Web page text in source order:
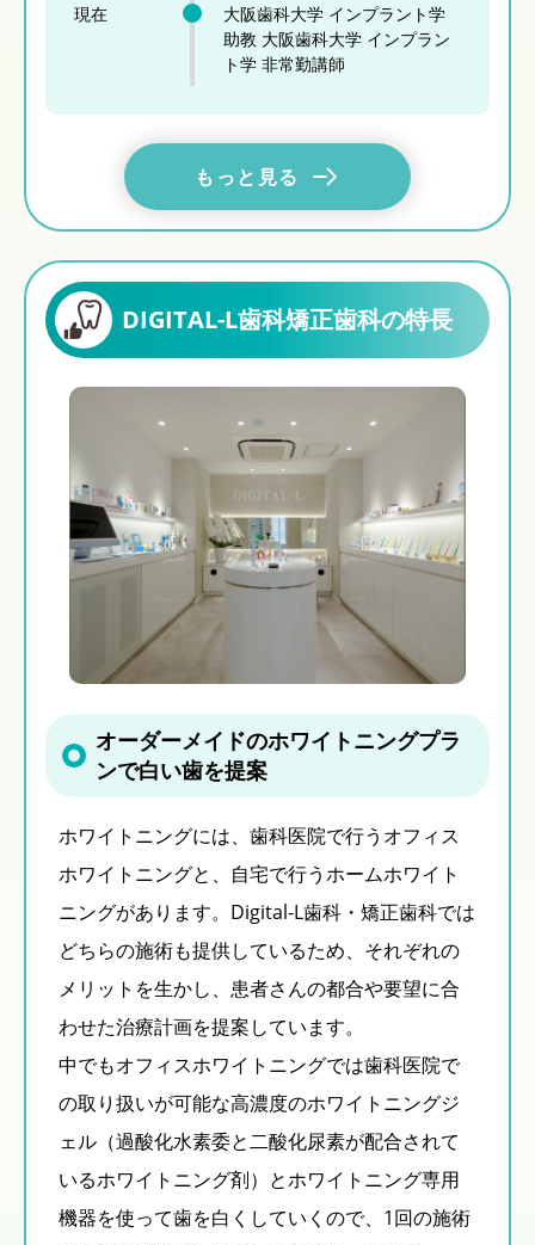
現在
大阪歯科大学 インプラント学
助教 大阪歯科大学 インプラン
ト学 非常勤講師
もっと見る
DIGITAL-L歯科矯正歯科の特長
オーダーメイドのホワイトニングプラ
ンで白い歯を提案
ホワイトニングには、歯科医院で行うオフィス
ホワイトニングと、自宅で行うホームホワイト
ニングがあります。Digital-L歯科・矯正歯科では
どちらの施術も提供しているため、それぞれの
メリットを生かし、患者さんの都合や要望に合
わせた治療計画を提案しています。
中でもオフィスホワイトニングでは歯科医院で
の取り扱いが可能な高濃度のホワイトニングジ
ェル（過酸化水素委と二酸化尿素が配合されて
いるホワイトニング剤）とホワイトニング専用
機器を使って歯を白くしていくので、1回の施術